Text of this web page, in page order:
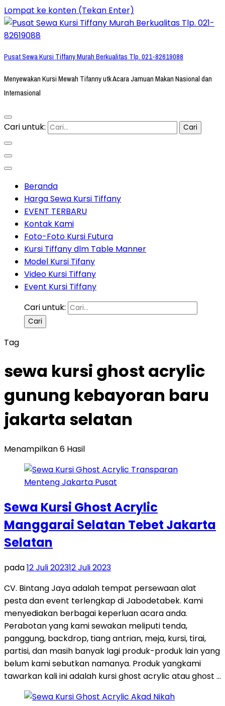
Lompat ke konten (Tekan Enter)
Pusat Sewa Kursi Tiffany Murah Berkualitas Tlp. 021-82619088
Menyewakan Kursi Mewah Tifanny utk Acara Jamuan Makan Nasional dan
Internasional
Cari untuk:
Beranda
Harga Sewa Kursi Tiffany
EVENT TERBARU
Kontak Kami
Foto-Foto Kursi Futura
Kursi Tiffany dlm Table Manner
Model Kursi Tifany
Video Kursi Tiffany
Event Kursi Tiffany
Cari untuk:
Tag
sewa kursi ghost acrylic
gunung kebayoran baru
jakarta selatan
Menampilkan 6 Hasil
Sewa Kursi Ghost Acrylic
Manggarai Selatan Tebet Jakarta
Selatan
pada12 Juli 202312 Juli 2023
CV. Bintang Jaya adalah tempat persewaan alat
pesta dan event terlengkap di Jabodetabek. Kami
menyediakan berbagai keperluan acara anda.
Perabotan yang kami sewakan meliputi tenda,
panggung, backdrop, tiang antrian, meja, kursi, tirai,
partisi, dan masih banyak lagi produk-produk lain yang
belum kami sebutkan namanya. Produk yangkami
tawarkan kali ini adalah kursi ghost acrylic atau ghost …